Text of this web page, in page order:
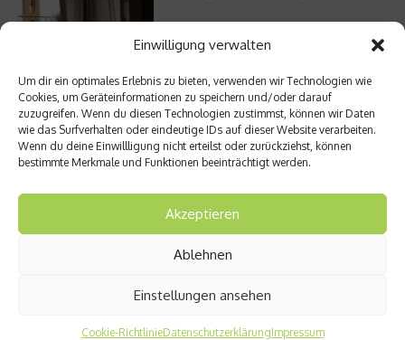
Einwilligung verwalten
Um dir ein optimales Erlebnis zu bieten, verwenden wir Technologien wie
Cookies, um Geräteinformationen zu speichern und/oder darauf
zuzugreifen. Wenn du diesen Technologien zustimmst, können wir Daten
wie das Surfverhalten oder eindeutige IDs auf dieser Website verarbeiten.
Wenn du deine Einwillligung nicht erteilst oder zurückziehst, können
bestimmte Merkmale und Funktionen beeinträchtigt werden.
Akzeptieren
Ablehnen
Einstellungen ansehen
Cookie-RichtlinieDatenschutzerklärungImpressum
Meistgelesen
Street Art Glossar – Die Codes der Szene
Architektur: Verrückte Häuser